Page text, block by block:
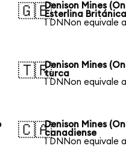
🇬🇧Denison Mines
Esterlina Británica
1 DNNon equivale
🇹🇷Denison Mines
turca
1 DNNon equivale a
🇨🇦Denison Mines
canadiense
1 DNNon equivale